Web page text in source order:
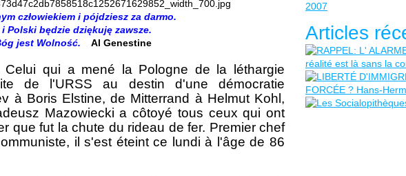
człowiekiem i pójdziesz za darmo.
i Polski będzie dziękuję zawsze.
jest Wolność. Al Genestine
qui a mené la Pologne de la léthargie
de l'URSS au destin d'une démocratie
à Boris Elstine, de Mitterrand à Helmut Kohl,
Mazowiecki a côtoyé tous ceux qui ont
que fut la chute du rideau de fer. Premier chef
il s'est éteint ce lundi à l'âge de 86
2007
Articles